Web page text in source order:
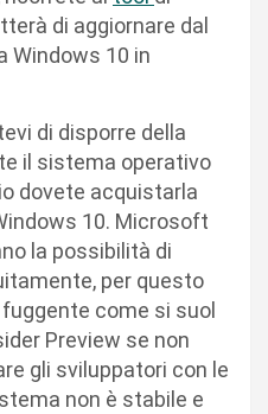
di aggiornare dal
Windows 10 in
di disporre della
il sistema operativo
dovete acquistarla
10. Microsoft
la possibilità di
per questo
come si suol
Preview se non
gli sviluppatori con le
non è stabile e